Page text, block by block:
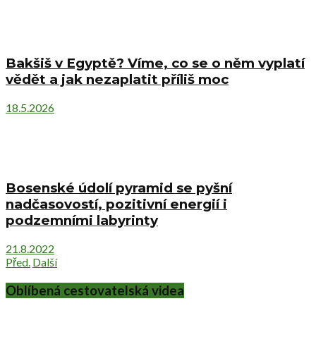
Bakšiš v Egyptě? Víme, co se o něm vyplatí
vědět a jak nezaplatit příliš moc
18.5.2026
Bosenské údolí pyramid se pyšní
nadčasovostí, pozitivní energií i
podzemními labyrinty
21.8.2022
Před. Další
Oblíbená cestovatelská videa